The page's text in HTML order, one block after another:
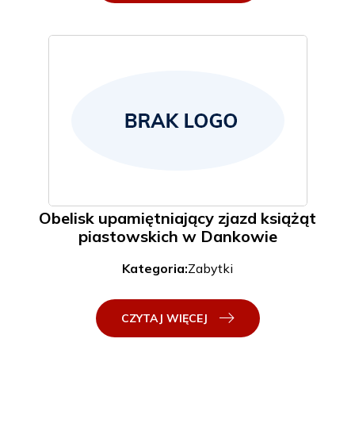
Obelisk upamiętniający zjazd książąt
piastowskich w Dankowie
Kategoria:Zabytki
CZYTAJ WIĘCEJ